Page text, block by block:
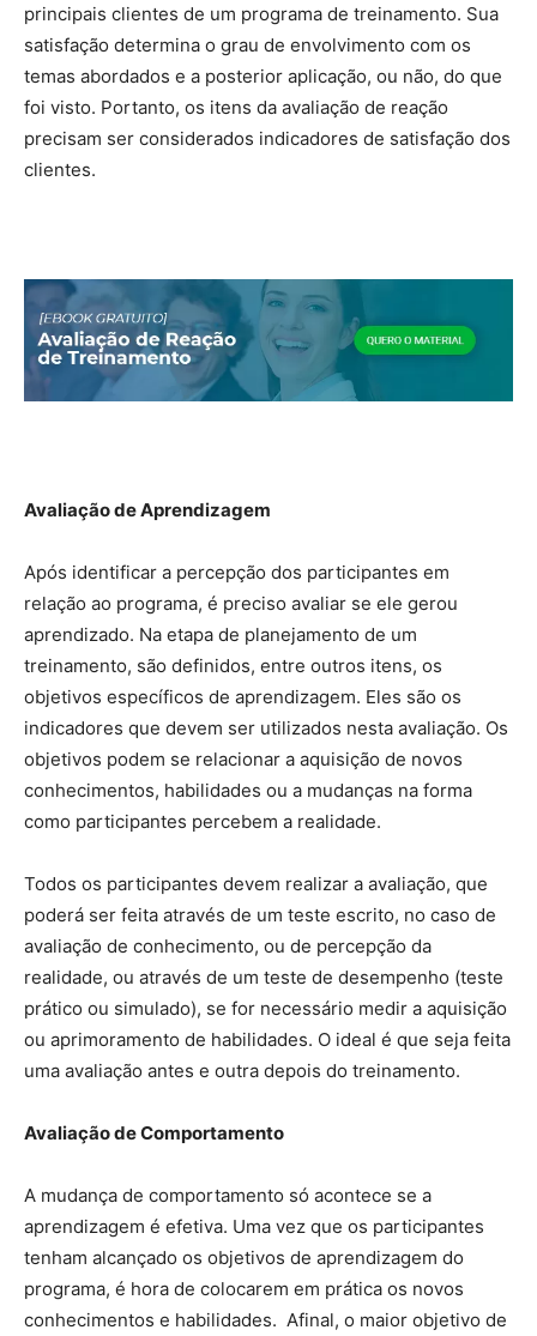
principais clientes de um programa de treinamento. Sua
satisfação determina o grau de envolvimento com os
temas abordados e a posterior aplicação, ou não, do que
foi visto. Portanto, os itens da avaliação de reação
precisam ser considerados indicadores de satisfação dos
clientes.
Avaliaçãode Aprendizagem
Após identificar a percepção dos participantes em
relação ao programa, é preciso avaliar se ele gerou
aprendizado. Na etapa de planejamento de um
treinamento, são definidos, entre outros itens, os
objetivos específicos de aprendizagem. Eles são os
indicadores que devem ser utilizados nesta avaliação. Os
objetivos podem se relacionar a aquisição de novos
conhecimentos, habilidades ou a mudanças na forma
como participantes percebem a realidade.
Todos os participantes devem realizar a avaliação, que
poderá ser feita através de um teste escrito, no caso de
avaliação de conhecimento, ou de percepção da
realidade, ou através de um teste de desempenho (teste
prático ou simulado), se for necessário medir a aquisição
ou aprimoramento de habilidades. O ideal é que seja feita
uma avaliação antes e outra depois do treinamento.
Avaliaçãode Comportamento
A mudança de comportamento só acontece se a
aprendizagem é efetiva. Uma vez que os participantes
tenham alcançado os objetivos de aprendizagem do
programa, é hora de colocarem em prática os novos
conhecimentos e habilidades. Afinal, o maior objetivo de